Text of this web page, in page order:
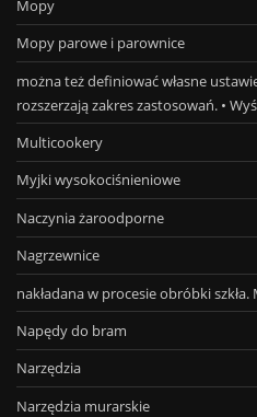
Mopy
Mopy parowe i parownice
można też definiować własne
rozszerzają zakres zastosowań. •
Multicookery
Myjki wysokociśnieniowe
Naczynia żaroodporne
Nagrzewnice
nakładana w procesie obróbki
Napędy do bram
Narzędzia
Narzędzia murarskie